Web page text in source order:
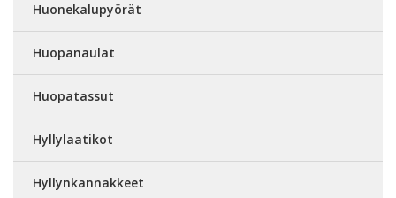
Huonekalupyörät
Huopanaulat
Huopatassut
Hyllylaatikot
Hyllynkannakkeet